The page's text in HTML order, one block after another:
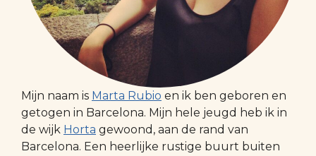
Mijn naam is Marta Rubio en ik ben geboren en
getogen in Barcelona. Mijn hele jeugd heb ik in
de wijk Horta gewoond, aan de rand van
Barcelona. Een heerlijke rustige buurt buiten